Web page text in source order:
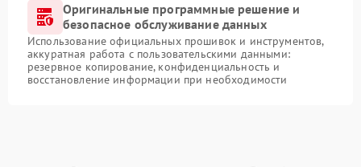
Оригинальные программные решение и
безопасное обслуживание данных
Использование официальных прошивок и инструментов,
аккуратная работа с пользовательскими данными:
резервное копирование, конфиденциальность и
восстановление информации при необходимости